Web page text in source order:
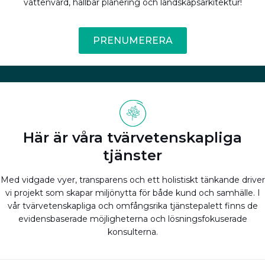
vattenvård, hållbar planering och landskapsarkitektur!
PRENUMERERA
Här är våra tvärvetenskapliga
tjänster
Med vidgade vyer, transparens och ett holistiskt tänkande driver
vi projekt som skapar miljönytta för både kund och samhälle. I
vår tvärvetenskapliga och omfångsrika tjänstepalett finns de
evidensbaserade möjligheterna och lösningsfokuserade
konsulterna.